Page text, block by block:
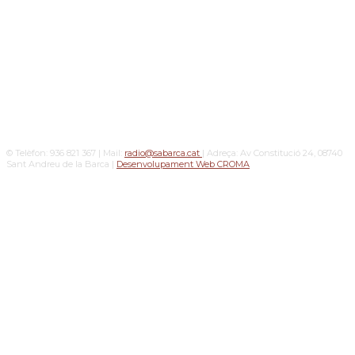
© Telèfon: 936 821 367 | Mail: radio@sabarca.cat | Adreça: Av Constitució 24, 08740
Sant Andreu de la Barca | Desenvolupament Web CROMA